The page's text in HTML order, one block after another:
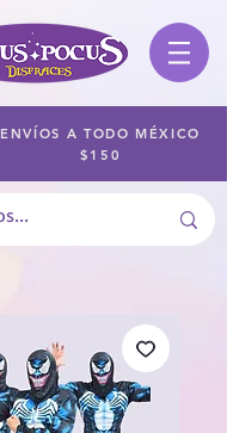
ENVÍOS A TODO MÉXICO
$150